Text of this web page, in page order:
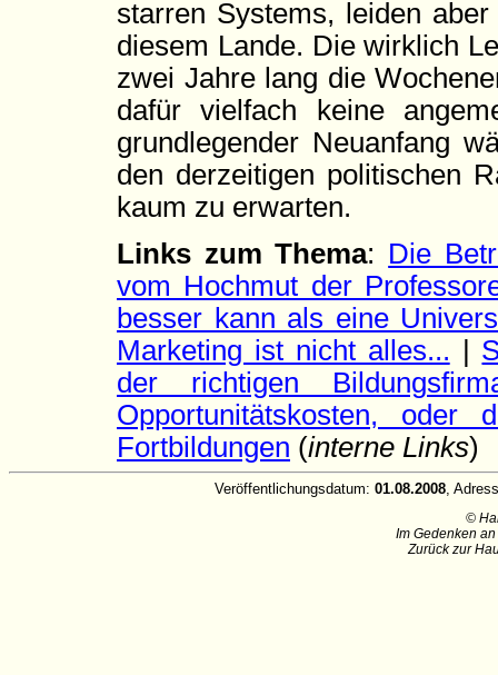
starren Systems, leiden
diesem Lande. Die wirklich
zwei Jahre lang die
dafür vielfach keine
grundlegender Neuanfang
den derzeitigen politischen
kaum zu erwarten.
Links zum Thema: Die
vom Hochmut der
besser kann als eine
Marketing ist nicht alles...
der richtigen
Opportunitätskosten, oder
Fortbildungen (interne Links)
Veröffentlichungsdatum: 01.08.2008,
©
Im Gedenken
Zurück zur